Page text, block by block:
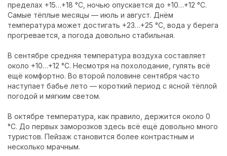
пределах +15…+18 °С, ночью опускается до +10…+12 °С.
Самые тёплые месяцы — июль и август. Днём
температура может достигать +23…+25 °С, вода у берега
прогревается, а погода довольно стабильная.
В сентябре средняя температура воздуха составляет
около +10…+12 °С. Несмотря на похолодание, гулять всё
ещё комфортно. Во второй половине сентября часто
наступает бабье лето — короткий период с ясной тёплой
погодой и мягким светом.
В октябре температура, как правило, держится около 0
°С. До первых заморозков здесь всё ещё довольно много
туристов. Пейзаж становится более контрастным и
несколько мрачным.